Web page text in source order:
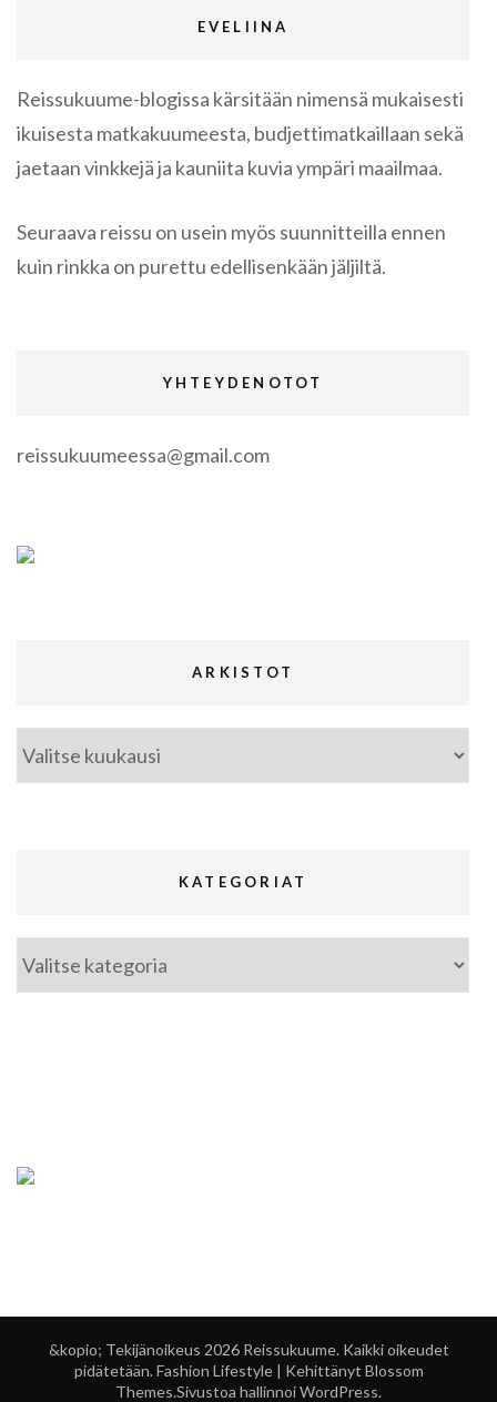
EVELIINA
Reissukuume-blogissa kärsitään nimensä mukaisesti
ikuisesta matkakuumeesta, budjettimatkaillaan sekä
jaetaan vinkkejä ja kauniita kuvia ympäri maailmaa.
Seuraava reissu on usein myös suunnitteilla ennen
kuin rinkka on purettu edellisenkään jäljiltä.
YHTEYDENOTOT
reissukuumeessa@gmail.com
ARKISTOT
Arkistot
KATEGORIAT
Kategoriat
&kopio; Tekijänoikeus 2026 Reissukuume. Kaikki oikeudet
pidätetään.Fashion Lifestyle | Kehittänyt Blossom
Themes.Sivustoa hallinnoiWordPress.